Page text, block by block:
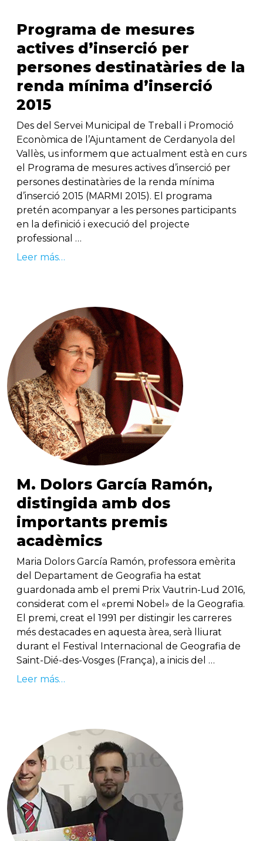
Programa de mesures
actives d’inserció per
persones destinatàries de la
renda mínima d’inserció
2015
Des del Servei Municipal de Treball i Promoció
Econòmica de l’Ajuntament de Cerdanyola del
Vallès, us informem que actualment està en curs
el Programa de mesures actives d’inserció per
persones destinatàries de la renda mínima
d’inserció 2015 (MARMI 2015). El programa
pretén acompanyar a les persones participants
en la definició i execució del projecte
professional …
Leer más…
M. Dolors García Ramón,
distingida amb dos
importants premis
acadèmics
Maria Dolors García Ramón, professora emèrita
del Departament de Geografia ha estat
guardonada amb el premi Prix Vautrin-Lud 2016,
considerat com el «premi Nobel» de la Geografia.
El premi, creat el 1991 per distingir les carreres
més destacades en aquesta àrea, serà lliurat
durant el Festival Internacional de Geografia de
Saint-Dié-des-Vosges (França), a inicis del …
Leer más…